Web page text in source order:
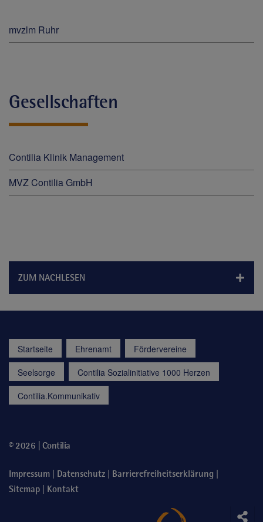
mvzlm Ruhr
Gesellschaften
Contilia Klinik Management
MVZ Contilia GmbH
ZUM NACHLESEN
Startseite Ehrenamt
Fördervereine
Seelsorge
Contilia Sozialinitiative 1000 Herzen
Contilia.Kommunikativ
© 2026 | Contilia
Impressum | Datenschutz | Barrierefreiheitserklärung |
Sitemap | Kontakt